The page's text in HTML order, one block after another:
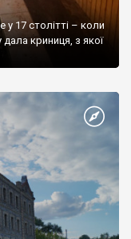
17 столітті – коли
криниця, з якої